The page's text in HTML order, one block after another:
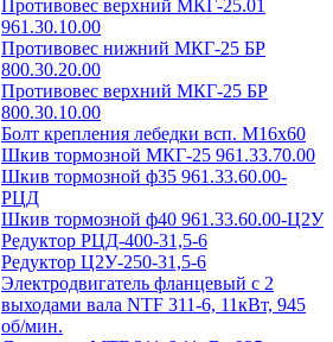
Противовес верхний МКГ-25.01
961.30.10.00
Противовес нижний МКГ-25 БР
800.30.20.00
Противовес верхний МКГ-25 БР
800.30.10.00
Болт крепления лебедки всп. М16х60
Шкив тормозной МКГ-25 961.33.70.00
Шкив тормозной ф35 961.33.60.00-
РЦД
Шкив тормозной ф40 961.33.60.00-Ц2У
Редуктор РЦД-400-31,5-6
Редуктор Ц2У-250-31,5-6
Электродвигатель фланцевый с 2
выходами вала NTF 311-6, 11кВт, 945
об/мин.